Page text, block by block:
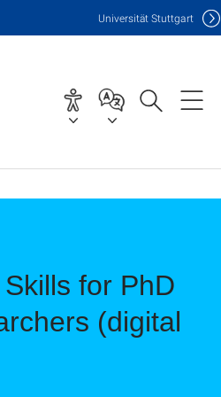
Universität Stuttgart
for PhD
(digital